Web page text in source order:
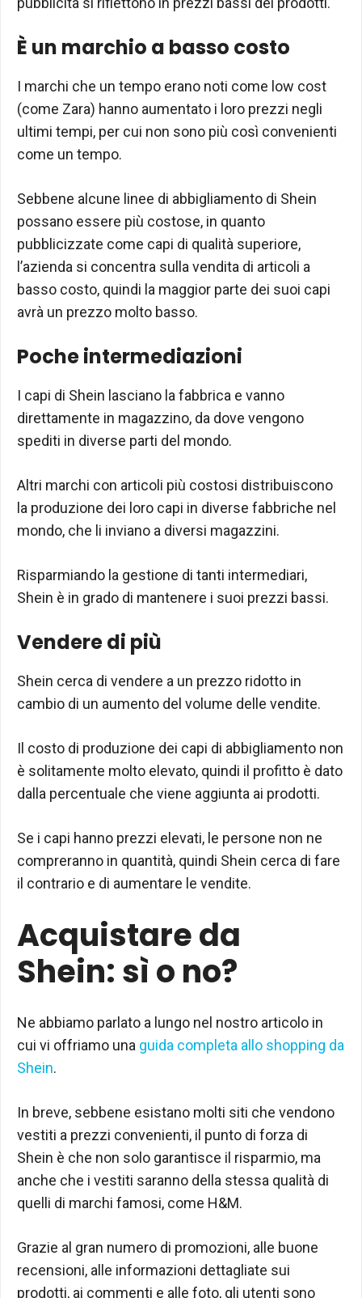
È un marchio a basso costo
I marchi che un tempo erano noti come low cost
(come Zara) hanno aumentato i loro prezzi negli
ultimi tempi, per cui non sono più così convenienti
come un tempo.
Sebbene alcune linee di abbigliamento di Shein
possano essere più costose, in quanto
pubblicizzate come capi di qualità superiore,
l’azienda si concentra sulla vendita di articoli a
basso costo, quindi la maggior parte dei suoi capi
avrà un prezzo molto basso.
Poche intermediazioni
I capi di Shein lasciano la fabbrica e vanno
direttamente in magazzino, da dove vengono
spediti in diverse parti del mondo.
Altri marchi con articoli più costosi distribuiscono
la produzione dei loro capi in diverse fabbriche nel
mondo, che li inviano a diversi magazzini.
Risparmiando la gestione di tanti intermediari,
Shein è in grado di mantenere i suoi prezzi bassi.
Vendere di più
Shein cerca di vendere a un prezzo ridotto in
cambio di un aumento del volume delle vendite.
Il costo di produzione dei capi di abbigliamento non
è solitamente molto elevato, quindi il profitto è dato
dalla percentuale che viene aggiunta ai prodotti.
Se i capi hanno prezzi elevati, le persone non ne
compreranno in quantità, quindi Shein cerca di fare
il contrario e di aumentare le vendite.
Acquistare da
Shein: sì o no?
Ne abbiamo parlato a lungo nel nostro articolo in
cui vi offriamo una guida completa allo shopping da
Shein.
In breve, sebbene esistano molti siti che vendono
vestiti a prezzi convenienti, il punto di forza di
Shein è che non solo garantisce il risparmio, ma
anche che i vestiti saranno della stessa qualità di
quelli di marchi famosi, come H&M.
Grazie al gran numero di promozioni, alle buone
recensioni, alle informazioni dettagliate sui
prodotti, ai commenti e alle foto, gli utenti sono